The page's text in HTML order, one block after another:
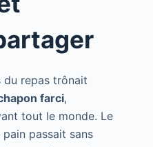
du repas trônait
farci,
tout le monde. Le
passait sans